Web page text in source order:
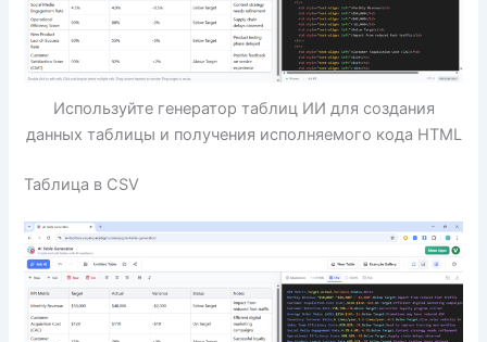
Используйте генератор таблиц ИИ для создания
данных таблицы и получения исполняемого кода HTML
Таблица в CSV